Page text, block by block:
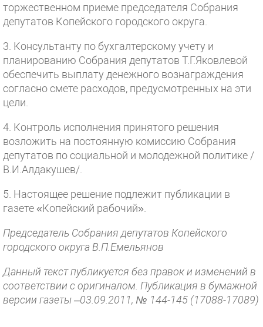
торжественном приеме председателя Собрания
депутатов Копейского городского округа.
3. Консультанту по бухгалтерскому учету и
планированию Собрания депутатов Т.Г.Яковлевой
обеспечить выплату денежного вознаграждения
согласно смете расходов, предусмотренных на эти
цели.
4. Контроль исполнения принятого решения
возложить на постоянную комиссию Собрания
депутатов по социальной и молодежной политике /
В.И.Алдакушев/.
5. Настоящее решение подлежит публикации в
газете «Копейский рабочий».
Председатель Собрания депутатов Копейского
городского округа В.П.Емельянов
Данный текст публикуется без правок и изменений в
соответствии с оригиналом. Публикация в бумажной
версии газеты –03.09.2011, № 144-145 (17088-17089)